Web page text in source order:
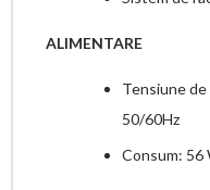
ALIMENTARE
Tensiune
50/60Hz
Consum: 56